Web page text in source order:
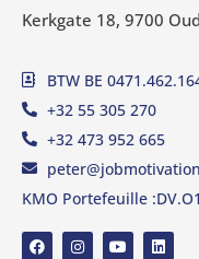
Kerkgate 18, 9700
BTW BE
+32 55 305 270
+32 473 952 665
KMO Portefeuille